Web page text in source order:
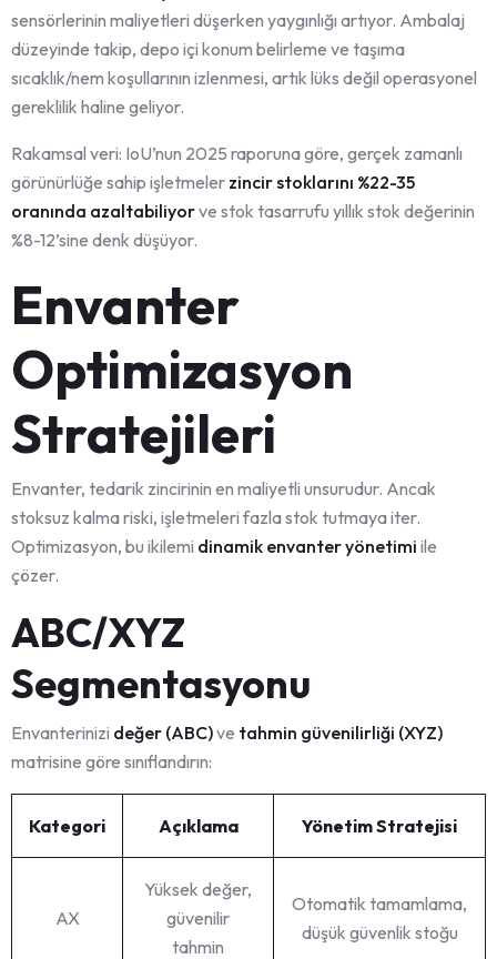
sensörlerinin maliyetleri düşerken yaygınlığı artıyor. Ambalaj
düzeyinde takip, depo içi konum belirleme ve taşıma
sıcaklık/nem koşullarının izlenmesi, artık lüks değil operasyonel
gereklilik haline geliyor.
Rakamsal veri: IoU’nun 2025 raporuna göre, gerçek zamanlı
görünürlüğe sahip işletmeler zincir stoklarını %22-35
oranında azaltabiliyorve stok tasarrufu yıllık stok değerinin
%8-12’sine denk düşüyor.
Envanter
Optimizasyon
Stratejileri
Envanter, tedarik zincirinin en maliyetli unsurudur. Ancak
stoksuz kalma riski, işletmeleri fazla stok tutmaya iter.
Optimizasyon, bu ikilemi dinamik envanter yönetimi ile
çözer.
ABC/XYZ
Segmentasyonu
Envanterinizi değer (ABC)ve tahmin güvenilirliği (XYZ)
matrisine göre sınıflandırın:
Kategori Açıklama Yönetim Stratejisi
AX
Yüksek değer,
güvenilir
tahmin
Otomatik tamamlama,
düşük güvenlik stoğu